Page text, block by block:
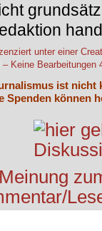
unter einer
Keine Bearbeitungen
ist nicht
Spenden können